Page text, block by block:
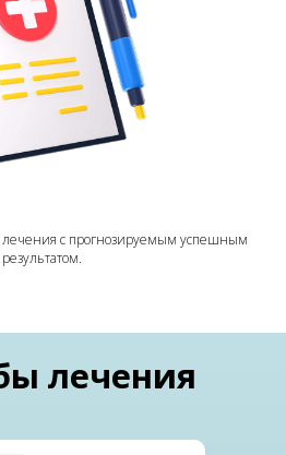
лечения с прогнозируемым успешным
результатом.
лечения